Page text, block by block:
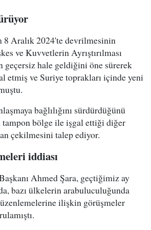
8 Aralık 2024'te devrilmesinin
ve Kuvvetlerin Ayrıştırılması
geçersiz hale geldiğini öne sürerek
etmiş ve Suriye toprakları içinde yeni
bağlılığını sürdürdüğünü
tampon bölge ile işgal ettiği diğer
çekilmesini talep ediyor.
iddiası
Ahmed Şara, geçtiğimiz ay
bazı ülkelerin arabuluculuğunda
ilişkin görüşmeler